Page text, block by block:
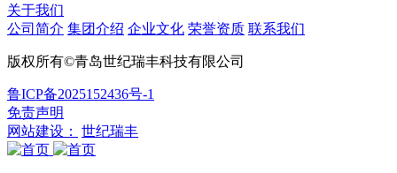
关于我们
公司简介 集团介绍 企业文化 荣誉资质 联系我们
版权所有©青岛世纪瑞丰科技有限公司
鲁ICP备2025152436号-1
免责声明
网站建设：
世纪瑞丰